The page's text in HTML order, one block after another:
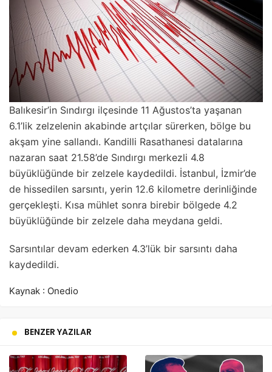
Balıkesir’in Sındırgı ilçesinde 11 Ağustos’ta yaşanan
6.1’lik zelzelenin akabinde artçılar sürerken, bölge bu
akşam yine sallandı. Kandilli Rasathanesi datalarına
nazaran saat 21.58’de Sındırgı merkezli 4.8
büyüklüğünde bir zelzele kaydedildi. İstanbul, İzmir’de
de hissedilen sarsıntı, yerin 12.6 kilometre derinliğinde
gerçekleşti. Kısa mühlet sonra birebir bölgede 4.2
büyüklüğünde bir zelzele daha meydana geldi.
Sarsıntılar devam ederken 4.3’lük bir sarsıntı daha
kaydedildi.
Kaynak : Onedio
BENZER YAZILAR